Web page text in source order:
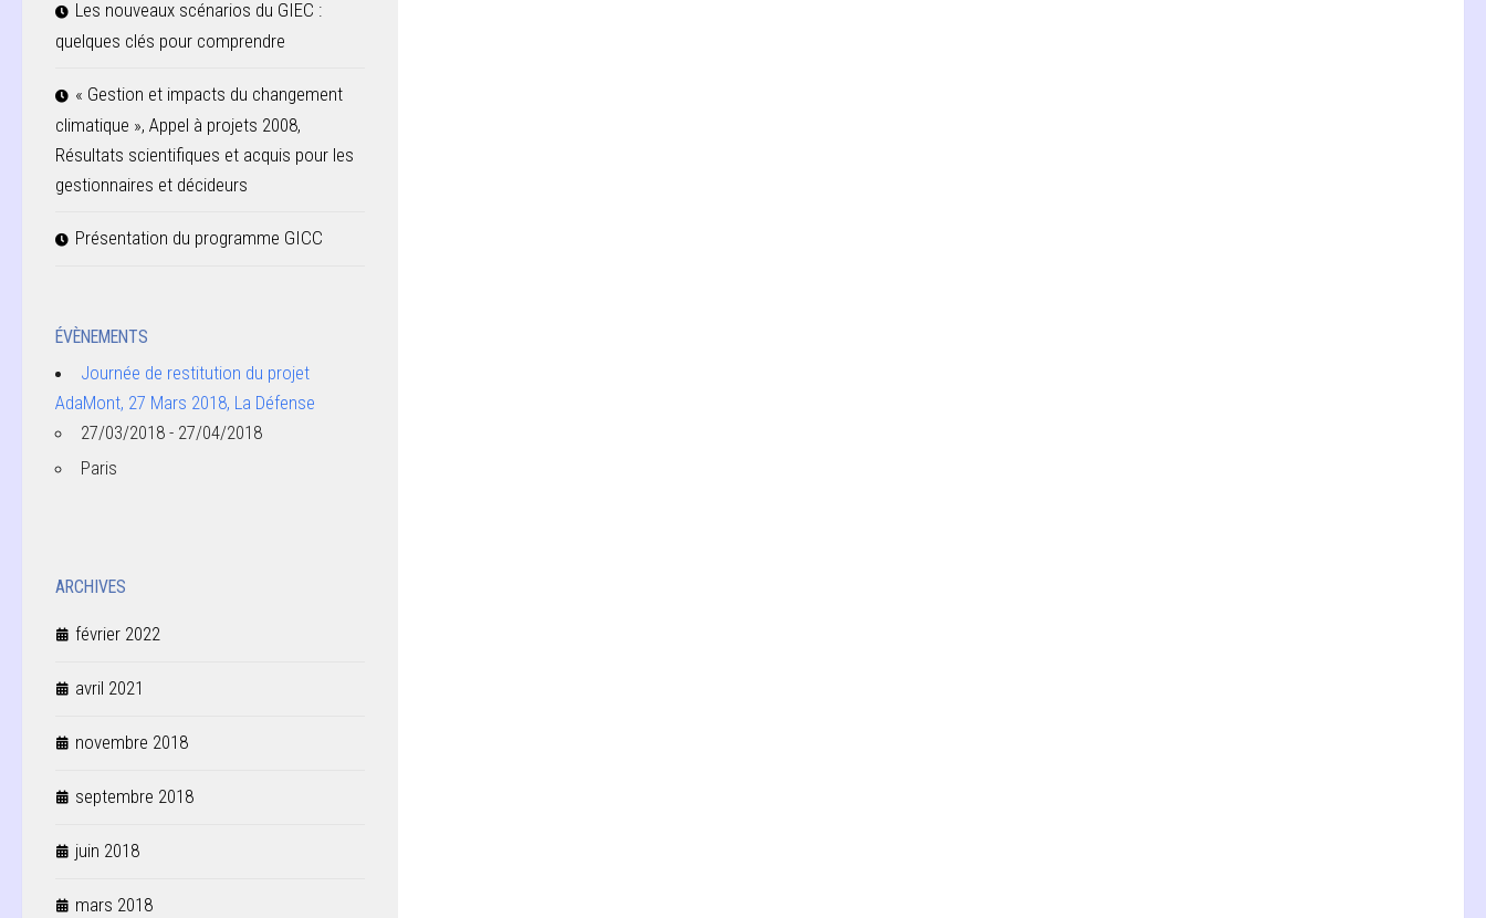
Les nouveaux scénarios du GIEC :
quelques clés pour comprendre
« Gestion et impacts du changement
climatique », Appel à projets 2008,
Résultats scientifiques et acquis pour les
gestionnaires et décideurs
Présentation du programme GICC
ÉVÈNEMENTS
Journée de restitution du projet
AdaMont, 27 Mars 2018, La Défense
27/03/2018 - 27/04/2018
Paris
ARCHIVES
février 2022
avril 2021
novembre 2018
septembre 2018
juin 2018
mars 2018